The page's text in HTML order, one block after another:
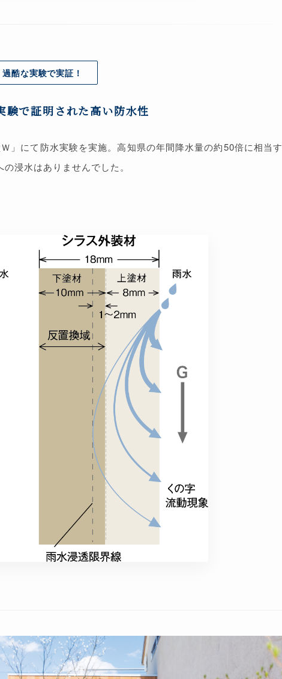
過酷な実験で実証！
験で証明された高い防水性
」にて防水実験を実施。高知県の年間降水量の約50倍に相当す
浸水はありませんでした。